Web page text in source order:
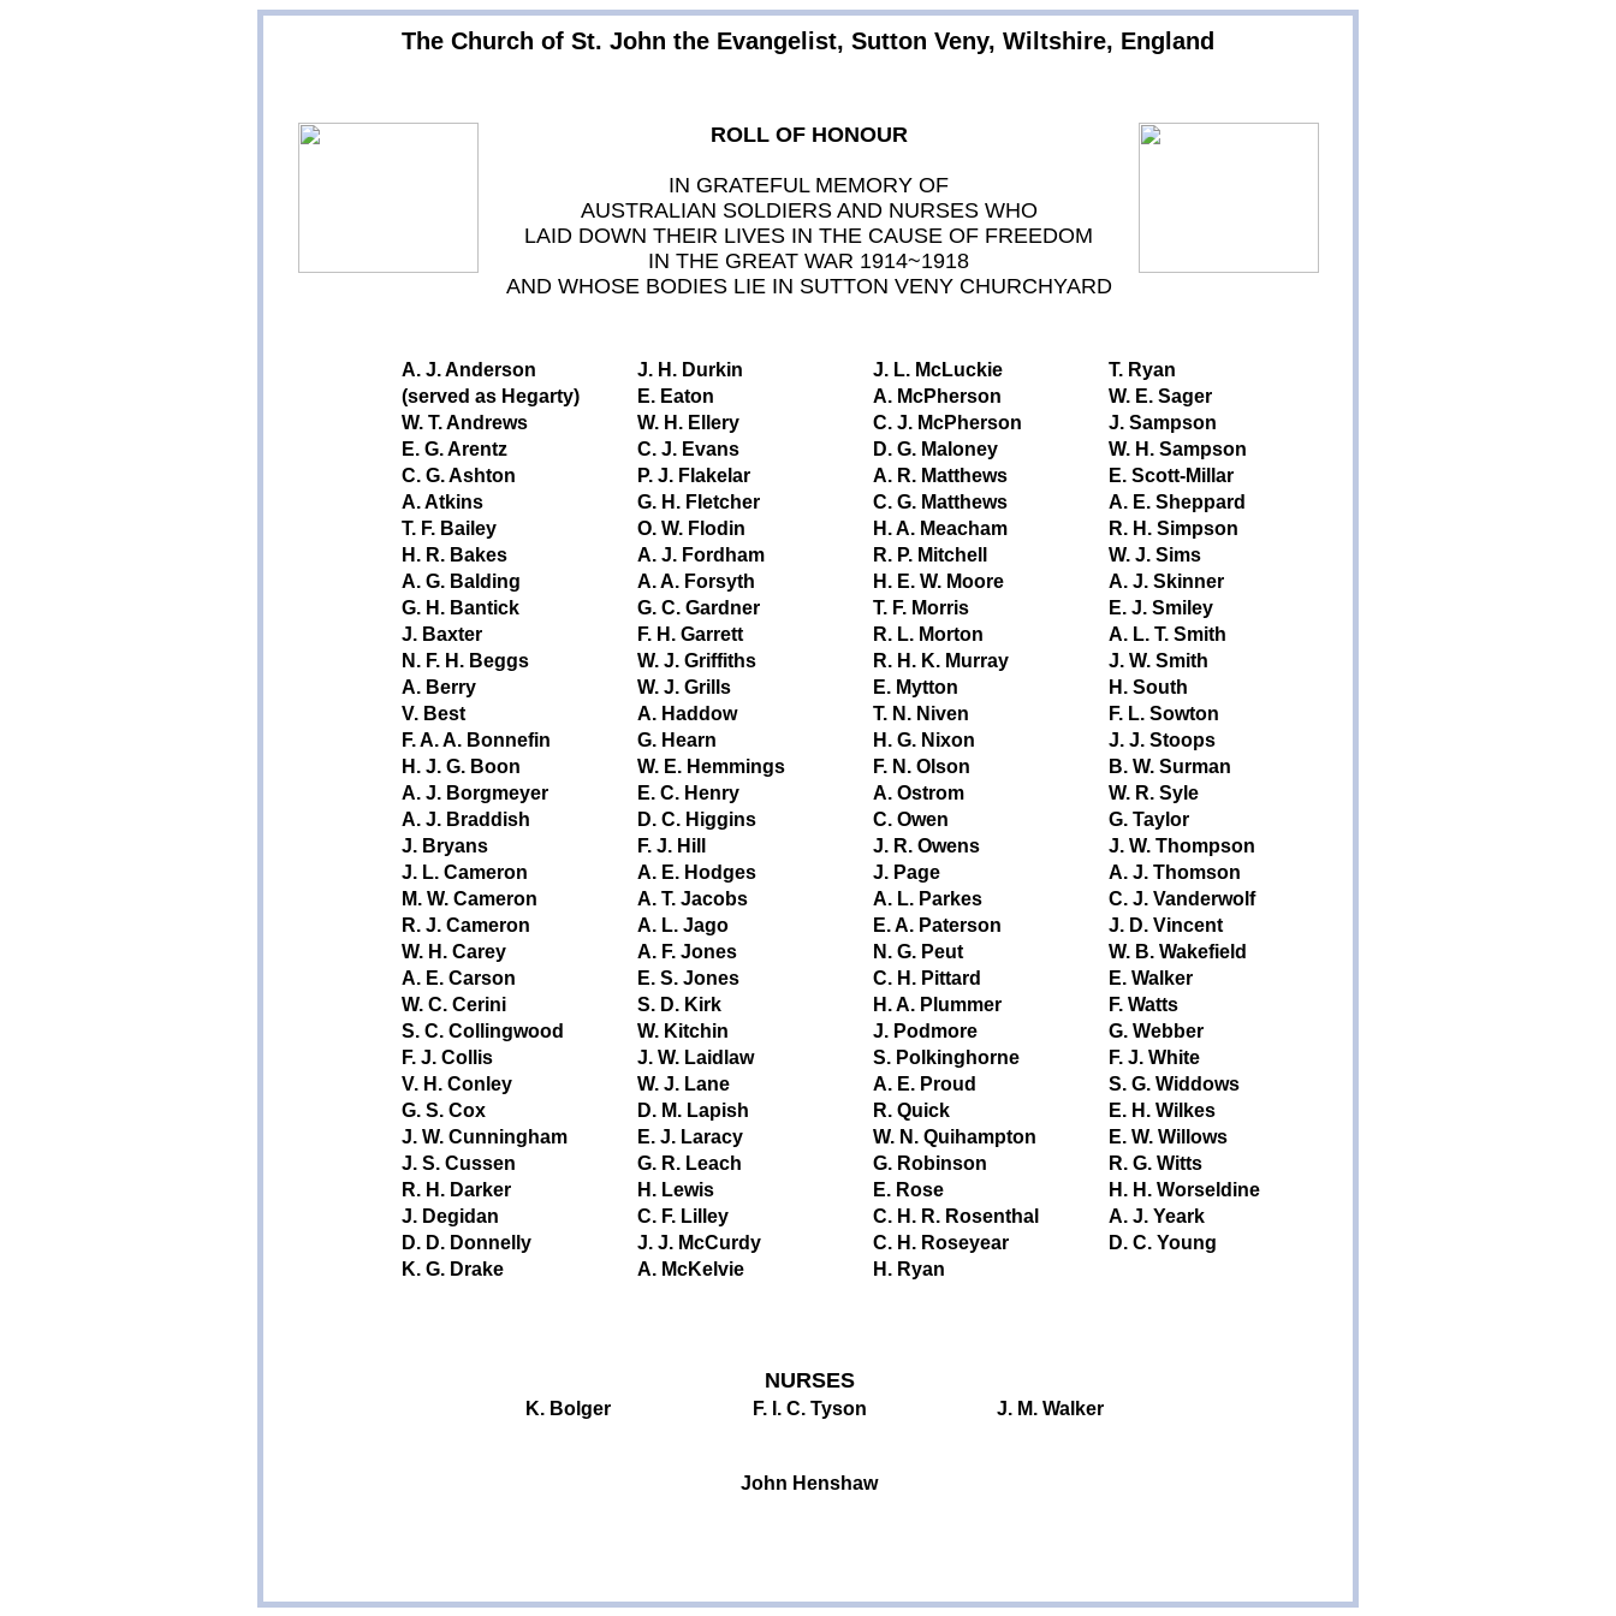
The Church of St. John the Evangelist, Sutton Veny, Wiltshire, England
ROLL OF HONOUR
IN GRATEFUL MEMORY OF
AUSTRALIAN SOLDIERS AND NURSES WHO
LAID DOWN THEIR LIVES IN THE CAUSE OF FREEDOM
IN THE GREAT WAR 1914~1918
AND WHOSE BODIES LIE IN SUTTON VENY CHURCHYARD
A. J. Anderson J. H. Durkin J. L. McLuckie
T. Ryan
(served as Hegarty)
E. Eaton A. McPherson
W. E. Sager
W. T. Andrews
W. H. Ellery C. J. McPherson
J. Sampson
E. G. Arentz
C. J. Evans D. G. Maloney
W. H. Sampson
C. G. Ashton
P. J. Flakelar A. R. Matthews
E. Scott-Millar
A. Atkins
G. H. Fletcher C. G. Matthews
A. E. Sheppard
T. F. Bailey
O. W. Flodin H. A. Meacham
R. H. Simpson
H. R. Bakes
A. J. Fordham R. P. Mitchell
W. J. Sims
A. G. Balding
A. A. Forsyth H. E. W. Moore
A. J. Skinner
G. H. Bantick
G. C. Gardner T. F. Morris
E. J. Smiley
J. Baxter
F. H. Garrett R. L. Morton
A. L. T. Smith
N. F. H. Beggs
W. J. Griffiths R. H. K. Murray
J. W. Smith
A. Berry
W. J. Grills E. Mytton
H. South
V. Best
A. Haddow T. N. Niven
F. L. Sowton
F. A. A. Bonnefin
G. Hearn H. G. Nixon
J. J. Stoops
H. J. G. Boon
W. E. Hemmings F. N. Olson
B. W. Surman
A. J. Borgmeyer
E. C. Henry A. Ostrom
W. R. Syle
A. J. Braddish
D. C. Higgins C. Owen
G. Taylor
J. Bryans
F. J. Hill J. R. Owens
J. W. Thompson
J. L. Cameron
A. E. Hodges J. Page
A. J. Thomson
M. W. Cameron
A. T. Jacobs A. L. Parkes
C. J. Vanderwolf
R. J. Cameron
A. L. Jago E. A. Paterson
J. D. Vincent
W. H. Carey
A. F. Jones N. G. Peut
W. B. Wakefield
A. E. Carson
E. S. Jones C. H. Pittard
E. Walker
W. C. Cerini
S. D. Kirk H. A. Plummer
F. Watts
S. C. Collingwood
W. Kitchin J. Podmore
G. Webber
F. J. Collis
J. W. Laidlaw S. Polkinghorne
F. J. White
V. H. Conley
W. J. Lane A. E. Proud
S. G. Widdows
G. S. Cox
D. M. Lapish R. Quick
E. H. Wilkes
J. W. Cunningham
E. J. Laracy W. N. Quihampton
E. W. Willows
J. S. Cussen
G. R. Leach G. Robinson
R. G. Witts
R. H. Darker
H. Lewis E. Rose
H. H. Worseldine
J. Degidan
C. F. Lilley C. H. R. Rosenthal
A. J. Yeark
D. D. Donnelly
J. J. McCurdy C. H. Roseyear
D. C. Young
K. G. Drake
A. McKelvie H. Ryan
NURSES
K. Bolger F. I. C. Tyson J. M. Walker
John Henshaw